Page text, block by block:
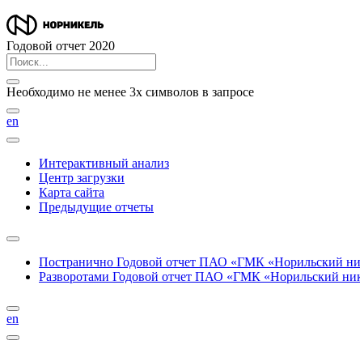
Годовой отчет 2020
Необходимо не менее 3х символов в запросе
en
Интерактивный анализ
Центр загрузки
Карта сайта
Предыдущие отчеты
Постранично Годовой отчет ПАО «ГМК «Норильский
Разворотами Годовой отчет ПАО «ГМК «Норильский
en